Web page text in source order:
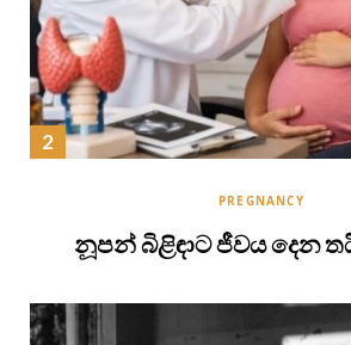
PREGNANCY
නූපන් බිළිඳාට ජීවය දෙන